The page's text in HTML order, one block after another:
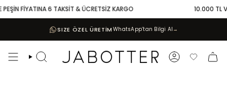
to
FİYATINA 6 TAKSİT & ÜCRETSİZ KARGO 10.000 TL VE
SIZE ÖZEL ÜRETİM WhatsApp’tan Bilgi Al →
Search Account